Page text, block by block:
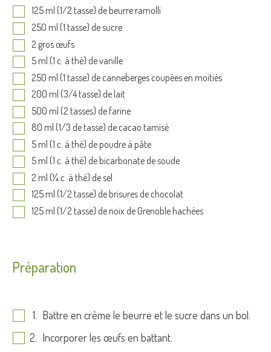
125 ml (1/2 tasse) de beurre ramolli
250 ml (1 tasse) de sucre
2 gros œufs
5 ml (1 c. à thé) de vanille
250 ml (1 tasse) de canneberges coupées en moitiés
200 ml (3/4 tasse) de lait
500 ml (2 tasses) de farine
80 ml (1/3 de tasse) de cacao tamisé
5 ml (1 c. à thé) de poudre à pâte
5 ml (1 c. à thé) de bicarbonate de soude
2 ml (¼ c. à thé) de sel
125 ml (1/2 tasse) de brisures de chocolat
125 ml (1/2 tasse) de noix de Grenoble hachées
Préparation
Battre en crème le beurre et le sucre dans un bol.
Incorporer les œufs en battant.